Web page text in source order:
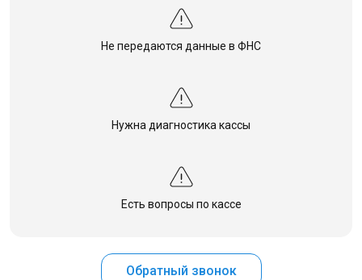
Обратный звонок
Не передаются данные в ФНС
Нужна диагностика кассы
Есть вопросы по кассе